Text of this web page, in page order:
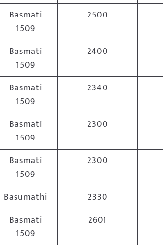
Basmati
1509
2500
Basmati
1509
2400
Basmati
1509
2340
Basmati
1509
2300
Basmati
1509
2300
Basumathi 2330
Basmati
1509
2601